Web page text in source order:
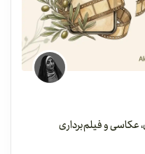
عکاسی و فیلم‌برداری